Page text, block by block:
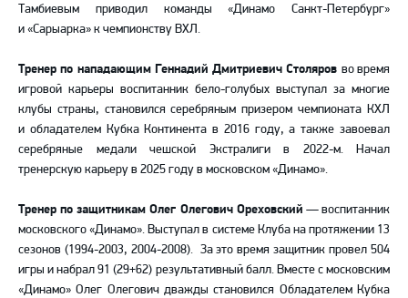
Тамбиевым приводил команды «Динамо Санкт-Петербург»
и «Сарыарка» к чемпионству ВХЛ.
Тренер по нападающим Геннадий Дмитриевич Столяров во время
игровой карьеры воспитанник бело-голубых выступал за многие
клубы страны, становился серебряным призером чемпионата КХЛ
и обладателем Кубка Континента в 2016 году, а также завоевал
серебряные медали чешской Экстралиги в 2022-м. Начал
тренерскую карьеру в 2025 году в московском «Динамо».
Тренер по защитникам Олег Олегович Ореховский — воспитанник
московского «Динамо». Выступал в системе Клуба на протяжении 13
сезонов (1994-2003, 2004-2008). За это время защитник провел 504
игры и набрал 91 (29+62) результативный балл. Вместе с московским
«Динамо» Олег Олегович дважды становился Обладателем Кубка